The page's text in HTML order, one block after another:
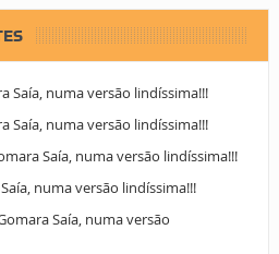
Saía, numa versão lindíssima!!!
Saía, numa versão lindíssima!!!
Saía, numa versão lindíssima!!!
numa versão lindíssima!!!
Saía, numa versão